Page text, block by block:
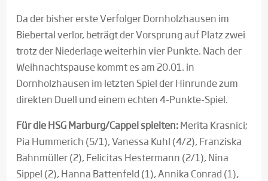
Da der bisher erste Verfolger Dornholzhausen im
Biebertal verlor, beträgt der Vorsprung auf Platz zwei
trotz der Niederlage weiterhin vier Punkte. Nach der
Weihnachtspause kommt es am 20.01. in
Dornholzhausen im letzten Spiel der Hinrunde zum
direkten Duell und einem echten 4-Punkte-Spiel.
Für die HSG Marburg/Cappel spielten:Merita Krasnici;
Pia Hummerich (5/1), Vanessa Kuhl (4/2), Franziska
Bahnmüller (2), Felicitas Hestermann (2/1), Nina
Sippel (2), Hanna Battenfeld (1), Annika Conrad (1),